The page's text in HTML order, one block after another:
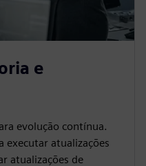
e
evolução contínua.
executar atualizações
atualizações de